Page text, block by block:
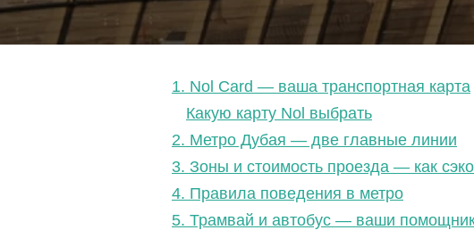
1. Nol Card — ваша транспортная карта
Какую карту Nol выбрать
2. Метро Дубая — две главные линии
3. Зоны и стоимость проезда — как
4. Правила поведения в метро
5. Трамвай и автобус — ваши